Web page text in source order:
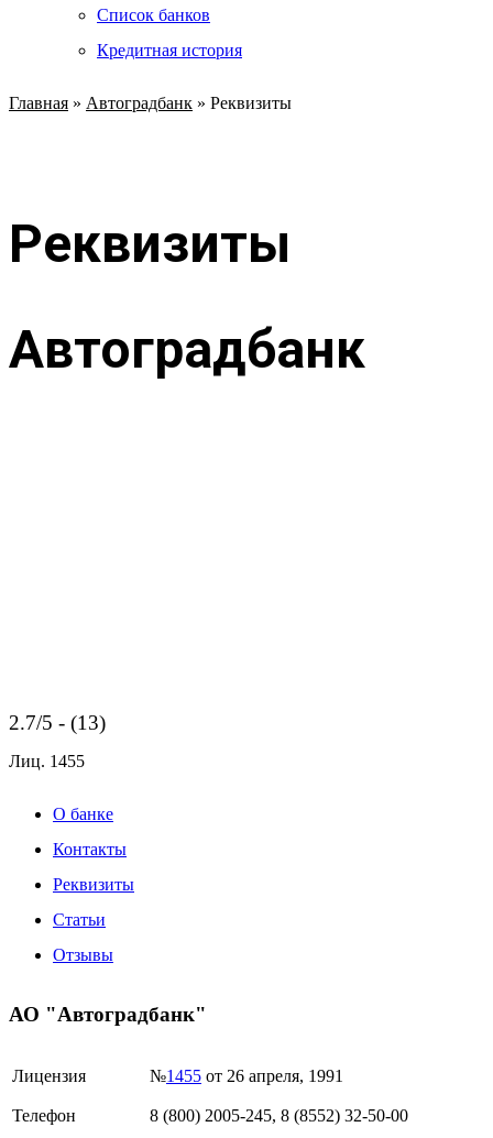
Список банков
Кредитная история
Главная » Автоградбанк » Реквизиты
Реквизиты
Автоградбанк
2.7/5 - (13)
Лиц. 1455
О банке
Контакты
Реквизиты
Статьи
Отзывы
АО "Автоградбанк"
Лицензия №1455 от 26 апреля, 1991
Телефон 8 (800) 2005-245, 8 (8552) 32-50-00